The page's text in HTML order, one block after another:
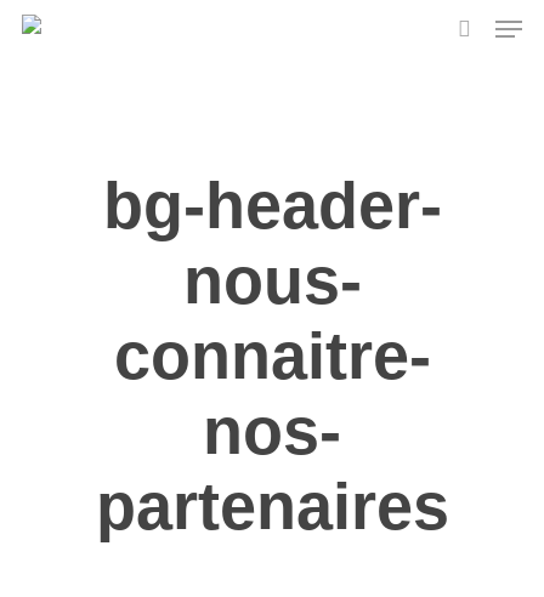
Skip
bg-header-
nous-
connaitre-
nos-
partenaires